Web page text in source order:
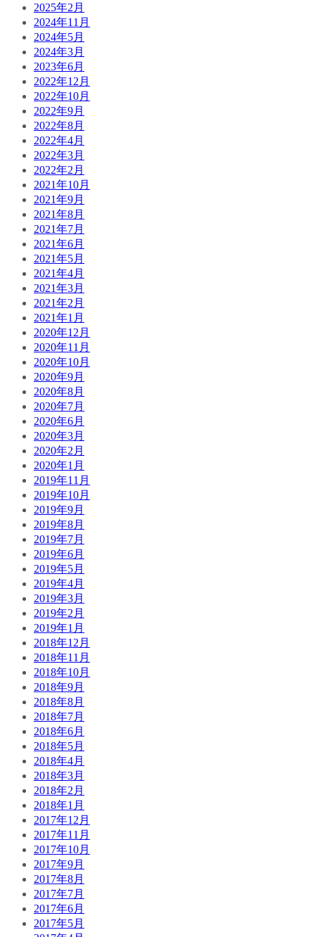
2025年2月
2024年11月
2024年5月
2024年3月
2023年6月
2022年12月
2022年10月
2022年9月
2022年8月
2022年4月
2022年3月
2022年2月
2021年10月
2021年9月
2021年8月
2021年7月
2021年6月
2021年5月
2021年4月
2021年3月
2021年2月
2021年1月
2020年12月
2020年11月
2020年10月
2020年9月
2020年8月
2020年7月
2020年6月
2020年3月
2020年2月
2020年1月
2019年11月
2019年10月
2019年9月
2019年8月
2019年7月
2019年6月
2019年5月
2019年4月
2019年3月
2019年2月
2019年1月
2018年12月
2018年11月
2018年10月
2018年9月
2018年8月
2018年7月
2018年6月
2018年5月
2018年4月
2018年3月
2018年2月
2018年1月
2017年12月
2017年11月
2017年10月
2017年9月
2017年8月
2017年7月
2017年6月
2017年5月